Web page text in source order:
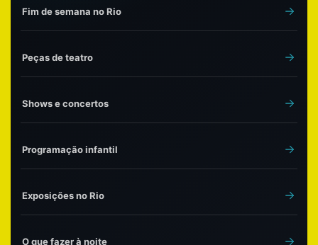
Fim de semana no Rio
Peças de teatro
Shows e concertos
Programação infantil
Exposições no Rio
O que fazer à noite